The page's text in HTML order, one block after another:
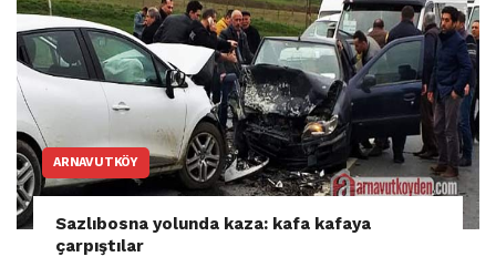
ARNAVUTKÖY
Sazlıbosna yolunda kaza: kafa kafaya
çarpıştılar